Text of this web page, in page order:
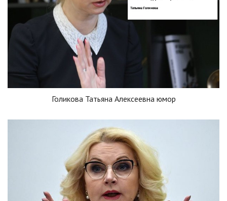
Голикова Татьяна Алексеевна юмор